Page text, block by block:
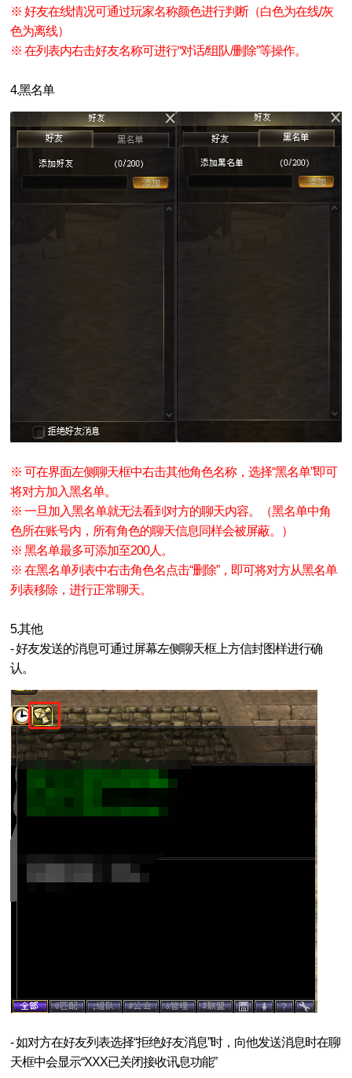
※ 好友在线情况可通过玩家名称颜色进行判断（白色为在线/灰
色为离线）
※ 在列表内右击好友名称可进行“对话/组队/删除”等操作。
4.黑名单
※ 可在界面左侧聊天框中右击其他角色名称，选择“黑名单”即可
将对方加入黑名单。
※ 一旦加入黑名单就无法看到对方的聊天内容。（黑名单中角
色所在账号内，所有角色的聊天信息同样会被屏蔽。）
※ 黑名单最多可添加至200人。
※ 在黑名单列表中右击角色名点击“删除”，即可将对方从黑名单
列表移除，进行正常聊天。
5.其他
- 好友发送的消息可通过屏幕左侧聊天框上方信封图样进行确
认。
- 如对方在好友列表选择“拒绝好友消息”时，向他发送消息时在聊
天框中会显示“XXX已关闭接收讯息功能”